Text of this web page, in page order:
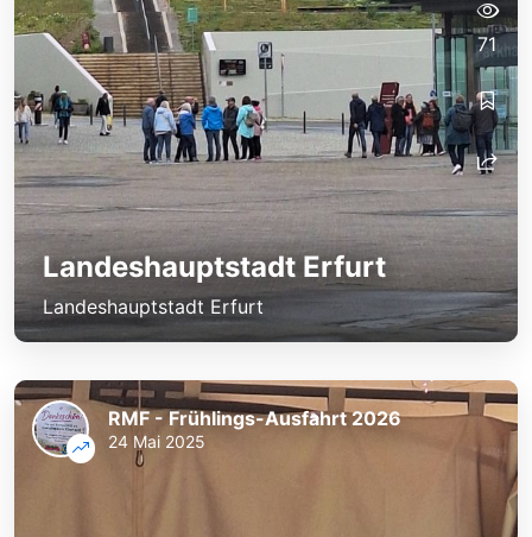
Landeshauptstadt Erfurt
Landeshauptstadt Erfurt
71
RMF - Frühlings-Ausfahrt 2026
24 Mai 2025